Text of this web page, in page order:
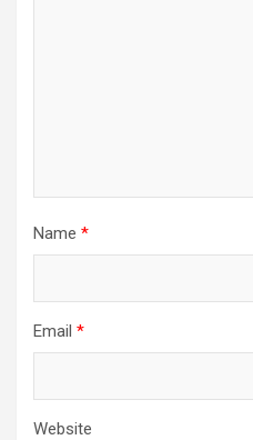
Name *
Email *
Website